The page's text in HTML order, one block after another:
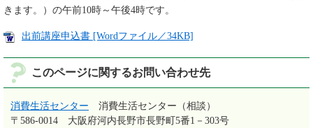
きます。）の午前10時～午後4時です。
出前講座申込書 [Wordファイル／34KB]
このページに関するお問い合わせ先
消費生活センター
消費生活センター（相談）
〒586-0014
大阪府河内長野市長野町5番1－303号